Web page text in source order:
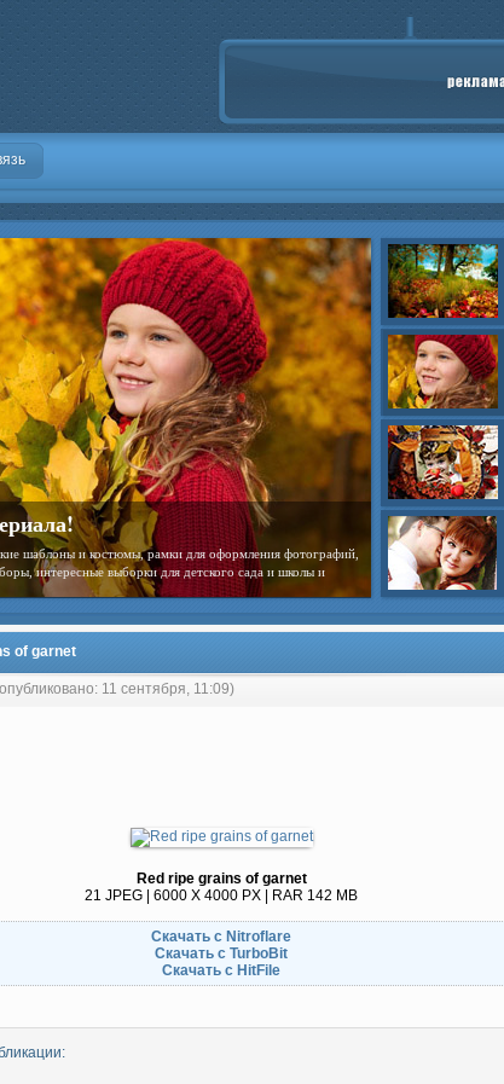
шаблоны и костюмы, рамки для оформления фотографий,
интересные выборки для детского сада и школы и
of garnet
11 сентября, 11:09)
Red ripe grains of garnet
21 JPEG | 6000 X 4000 PX | RAR 142 MB
Скачать с Nitroflare
Скачать с TurboBit
Скачать с HitFile